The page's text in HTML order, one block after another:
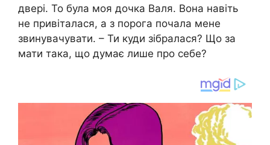
двері. То була моя дочка Валя. Вона навіть
не привіталася, а з порога почала мене
звинувачувати. – Ти куди зібралася? Що за
мати така, що думає лише про себе?